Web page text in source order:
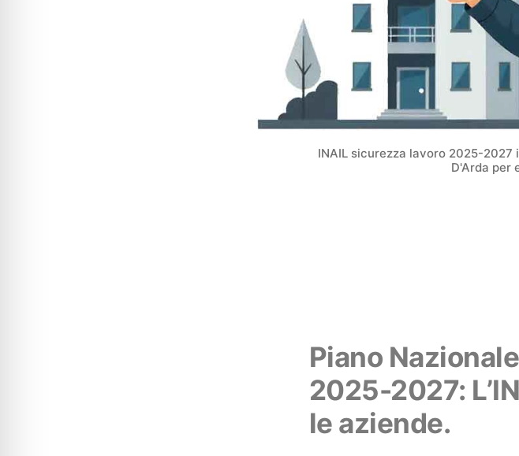
INAIL sicurezza lavoro 2025-
D'Arda per
Piano
2025-2027:
le aziende.